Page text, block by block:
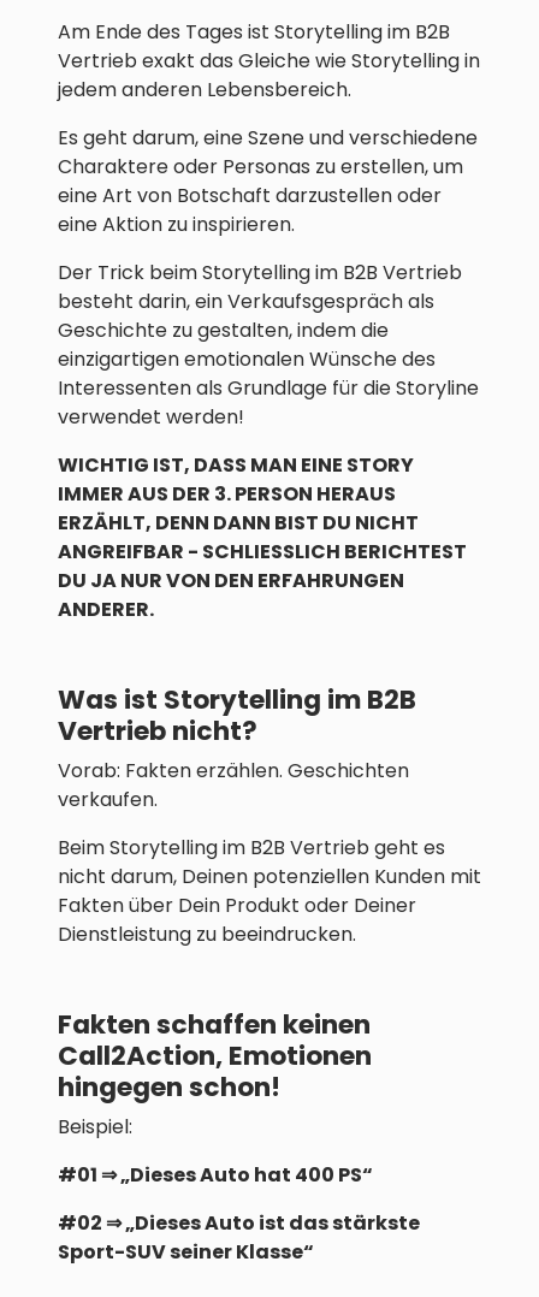
Am Ende des Tages ist Storytelling im B2B
Vertrieb exakt das Gleiche wie Storytelling in
jedem anderen Lebensbereich.
Es geht darum, eine Szene und verschiedene
Charaktere oder Personas zu erstellen, um
eine Art von Botschaft darzustellen oder
eine Aktion zu inspirieren.
Der Trick beim Storytelling im B2B Vertrieb
besteht darin, ein Verkaufsgespräch als
Geschichte zu gestalten, indem die
einzigartigen emotionalen Wünsche des
Interessenten als Grundlage für die Storyline
verwendet werden!
WICHTIG IST, DASS MAN EINE STORY
IMMER AUS DER 3. PERSON HERAUS
ERZÄHLT, DENN DANN BIST DU NICHT
ANGREIFBAR - SCHLIESSLICH BERICHTEST
DU JA NUR VON DEN ERFAHRUNGEN
ANDERER.
Was ist Storytelling im B2B
Vertrieb nicht?
Vorab: Fakten erzählen. Geschichten
verkaufen.
Beim Storytelling im B2B Vertrieb geht es
nicht darum, Deinen potenziellen Kunden mit
Fakten über Dein Produkt oder Deiner
Dienstleistung zu beeindrucken.
Fakten schaffen keinen
Call2Action, Emotionen
hingegen schon!
Beispiel:
#01 ⇒ „Dieses Auto hat 400 PS“
#02 ⇒ „Dieses Auto ist das stärkste
Sport-SUV seiner Klasse“